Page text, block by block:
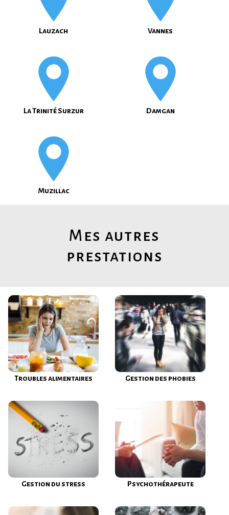
Lauzach Vannes
La Trinité Surzur Damgan
Muzillac
Mes autres
prestations
Troubles alimentaires Gestion des phobies
Gestion du stress Psychothérapeute